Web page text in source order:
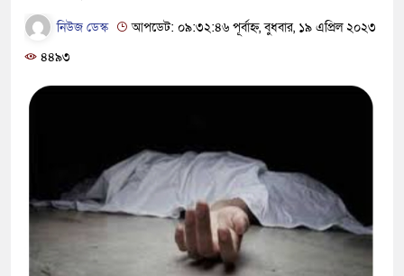
নিউজ ডেস্ক
আপডেট: ০৯:৩২:৪৬ পূর্বাহ্ন, বুধবার, ১৯ এপ্রিল ২০২৩
৪৪৯৩